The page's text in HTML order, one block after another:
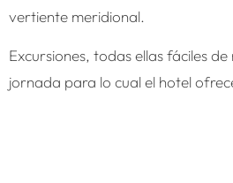
vertiente meridional.
Excursiones, todas ellas fáciles
jornada para lo cual el hotel